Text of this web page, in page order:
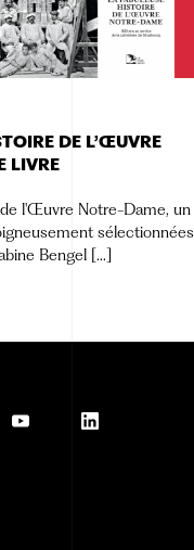
DE L’ŒUVRE
LIVRE
l'Œuvre Notre-Dame, un
sélectionnées
Bengel [...]